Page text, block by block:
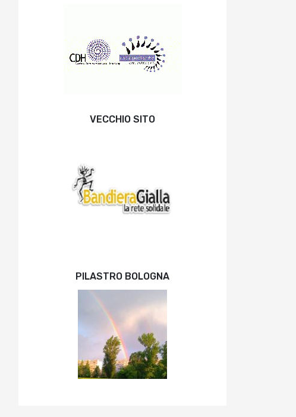
VECCHIO SITO
PILASTRO BOLOGNA